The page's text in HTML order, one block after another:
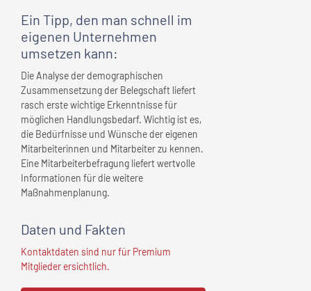
Ein Tipp, den man schnell im
eigenen Unternehmen
umsetzen kann:
Die Analyse der demographischen
Zusammensetzung der Belegschaft liefert
rasch erste wichtige Erkenntnisse für
möglichen Handlungsbedarf. Wichtig ist es,
die Bedürfnisse und Wünsche der eigenen
Mitarbeiterinnen und Mitarbeiter zu kennen.
Eine Mitarbeiterbefragung liefert wertvolle
Informationen für die weitere
Maßnahmenplanung.
Daten und Fakten
Kontaktdaten sind nur für Premium
Mitglieder ersichtlich.